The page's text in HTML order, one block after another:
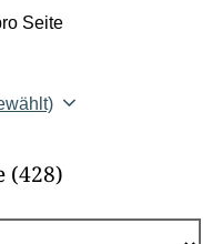
Seite
(428)